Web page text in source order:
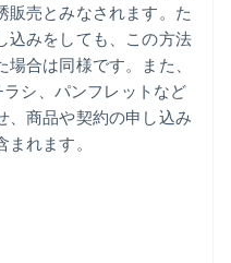
販売とみなされます。た
込みをしても、この方法
合は同様です。また、
シ、パンフレットなど
、商品や契約の申し込み
れます。